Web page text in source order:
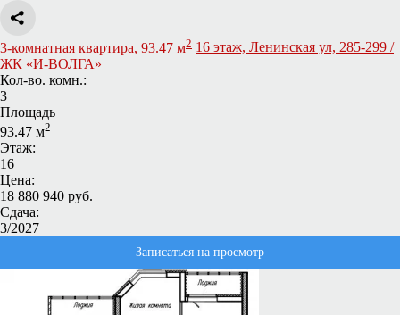
3-комнатная квартира, 93.47 м2 16 этаж, Ленинская ул, 285-299 /
ЖК «И-ВОЛГА»
Кол-во. комн.:
3
Площадь
93.47 м2
Этаж:
16
Цена:
18 880 940 руб.
Сдача:
3/2027
Записаться на просмотр